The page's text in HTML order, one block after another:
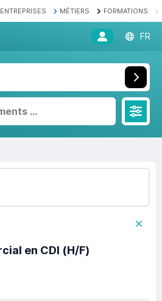
ENTREPRISES MÉTIERS FORMATIONS
FR
...
en CDI (H/F)